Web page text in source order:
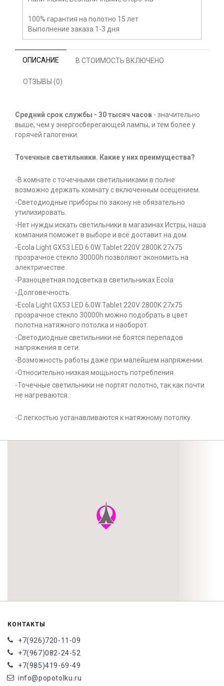
100% гарантия на полотно 15 лет
Выполнение заказа 1-3 дня
ОПИСАНИЕ В СТОИМОСТЬ ВКЛЮЧЕНО
ОТЗЫВЫ (0)
Средний срок службы - 30 тысяч часов - значительно
выше, чем у энергосберегающей лампы, и тем более у
горячей галогенки.
Точечные светильники. Какие у них преимущества?
-В комнате с точечными светильниками в полне
возможно держать комнату с включенным осещением.
-Светодиодные приборы по закону не обязательно
утилизировать.
-Нет нужды искать светильники в магазинах Истры, наша
компания поможет в выборе и всё доставит на дом.
-Ecola Light GX53 LED 6.0W Tablet 220V 2800K 27x75
прозрачное стекло 30000h позволяют экономить на
электричестве.
-Разноцветная подсветка в светильниках Ecola
-Долговечность.
-Ecola Light GX53 LED 6.0W Tablet 220V 2800K 27x75
прозрачное стекло 30000h можно подобрать в цвет
полотна натяжного потолка и наоборот.
-Светодиодные светильники не боятся перепадов
напряжения в сети.
-Возможность работы даже при малейшем напряжении.
-Относительно низкая мощьность потребления.
-Точечные светильники не портят полотно, так как почти
не нагреваются.
-С легкостью устанавливаются к натяжному потолку.
КОНТАКТЫ
+7(926)720-11-09
+7(967)082-24-52
+7(985)419-69-49
info@popotolku.ru